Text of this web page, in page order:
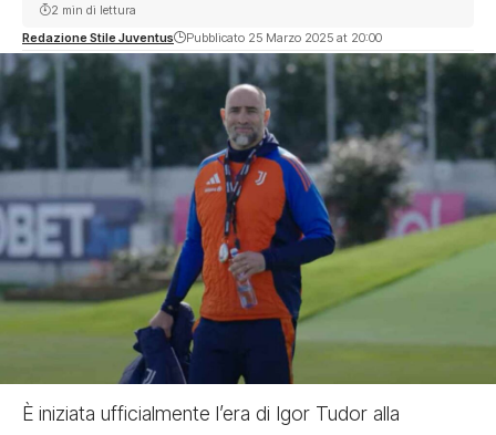
Redazione Stile Juventus Pubblicato 25 Marzo 2025 at 20:00
2 min di lettura
È iniziata ufficialmente l’era di Igor Tudor alla